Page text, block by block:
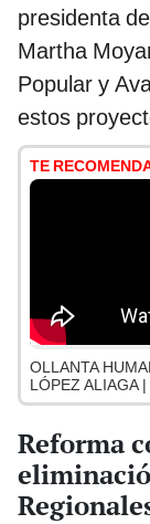
presidenta
Martha
Popular y
estos
TE
OLLANTA
LÓPEZ ALIAGA
Reforma